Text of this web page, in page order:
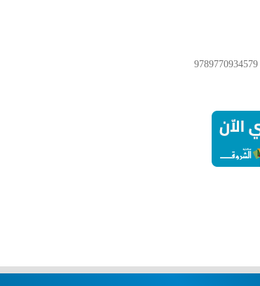
9789770934579